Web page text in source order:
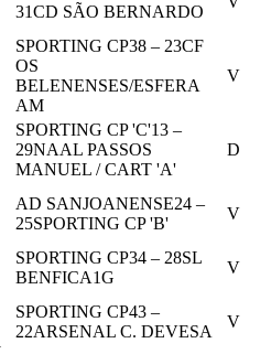
31CD SÃO BERNARDO
SPORTING CP38 – 23CF
OS
BELENENSES/ESFERA
AM
V
SPORTING CP 'C'13 –
29NAAL PASSOS
MANUEL / CART 'A'
D
AD SANJOANENSE24 –
25SPORTING CP 'B'
V
SPORTING CP34 – 28SL
BENFICA1G
V
SPORTING CP43 –
22ARSENAL C. DEVESA
V